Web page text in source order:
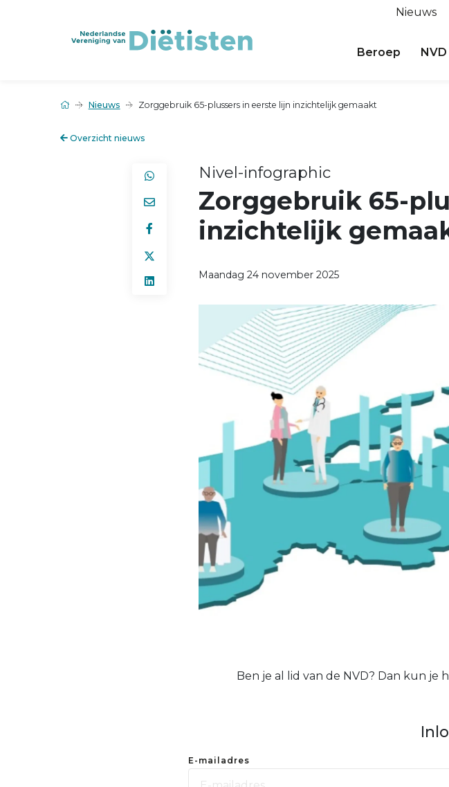
Nieuws
Beroep
Nieuws Zorggebruik 65-plussers in eerste lijn inzichtelijk gemaakt
Overzicht nieuws
Nivel-infographic
Zorggebruik 65-
inzichtelijk
Maandag 24 november 2025
Ben je al lid van de NVD? Dan kun je
E-mailadres